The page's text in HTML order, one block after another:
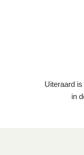
Uiteraard
in